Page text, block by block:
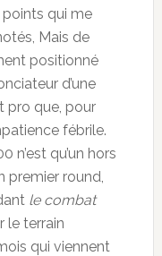
qui me
Mais de
positionné
d’une
pro que, pour
fébrile.
n’est qu’un hors
premier round,
le combat
le terrain
qui viennent